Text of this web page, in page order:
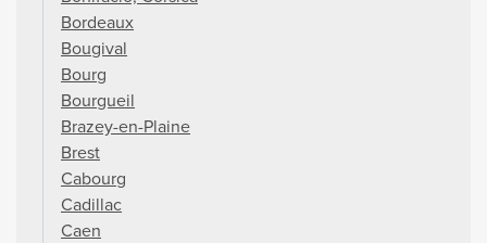
Bordeaux
Bougival
Bourg
Bourgueil
Brazey-en-Plaine
Brest
Cabourg
Cadillac
Caen